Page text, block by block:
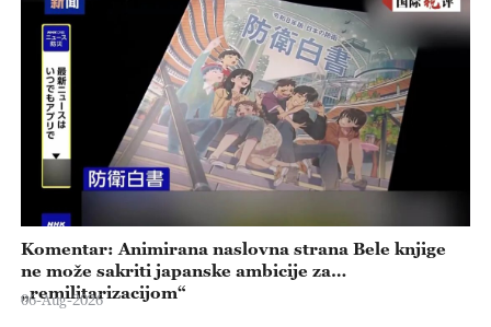
Komentar: Animirana naslovna strana Bele knjige
ne može sakriti japanske ambicije za
„remilitarizacijom“
06-Aug-2026